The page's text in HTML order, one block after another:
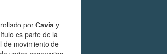
por Cavia y
es parte de la
de movimiento de